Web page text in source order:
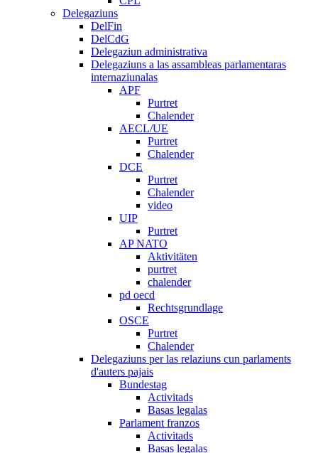
Delegaziuns
DelFin
DelCdG
Delegaziun administrativa
Delegaziuns a las assambleas parlamentaras
internaziunalas
APF
Purtret
Chalender
AECL/UE
Purtret
Chalender
DCE
Purtret
Chalender
video
UIP
Purtret
AP NATO
Aktivitäten
purtret
chalender
pd oecd
Rechtsgrundlage
OSCE
Purtret
Chalender
Delegaziuns per las relaziuns cun parlaments
d'auters pajais
Bundestag
Activitads
Basas legalas
Parlament franzos
Activitads
Basas legalas